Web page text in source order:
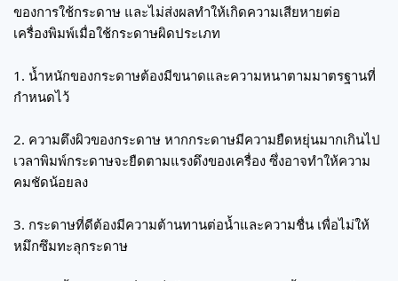
ของการใช้กระดาษ และไม่ส่งผลทำให้เกิดความเสียหายต่อ
เครื่องพิมพ์เมื่อใช้กระดาษผิดประเภท
1. น้ำหนักของกระดาษต้องมีขนาดและความหนาตามมาตรฐานที่
กำหนดไว้
2. ความตึงผิวของกระดาษ หากกระดาษมีความยืดหยุ่นมากเกินไป
เวลาพิมพ์กระดาษจะยืดตามแรงดึงของเครื่อง ซึ่งอาจทำให้ความ
คมชัดน้อยลง
3. กระดาษที่ดีต้องมีความต้านทานต่อน้ำและความชื่น เพื่อไม่ให้
หมึกซึมทะลุกระดาษ